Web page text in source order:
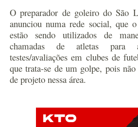
O preparador de goleiro do São
anunciou numa rede social, que
estão sendo utilizados de
chamadas de atletas para
testes/avaliações em clubes de
que trata-se de um golpe, pois
de projeto nessa área.